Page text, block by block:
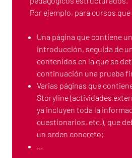
Por ejemplo, para cursos
Una página que contiene
introducción, seguida de
contenidos en la que se
continuación una prueba
Varias páginas que
Storyline (actividades
ya incluyen toda la
cuestionarios, etc.), que
un orden concreto;
…